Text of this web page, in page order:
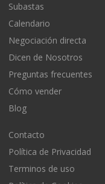
Subastas
Calendario
Negociación directa
Dicen de Nosotros
Preguntas frecuentes
Cómo vender
Blog
Contacto
Política de Privacidad
Terminos de uso